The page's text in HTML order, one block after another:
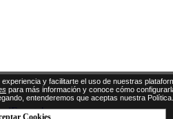
y facilitarte el uso de nuestras
para más información y conoce cómo
entenderemos que aceptas nuestra Política.
Cookies